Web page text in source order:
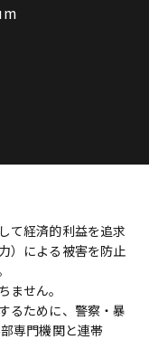
て経済的利益を追求
）による被害を防止
せん。
るために、警察・暴
専門機関と連帯